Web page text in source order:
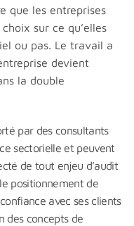
que les entreprises
sur ce qu’elles
ou pas. Le travail a
devient
la double
par des consultants
sectorielle et peuvent
de tout enjeu d’audit
positionnement de
avec ses clients
des concepts de